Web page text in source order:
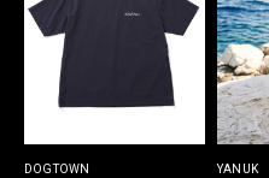
DOGTOWN YANUK